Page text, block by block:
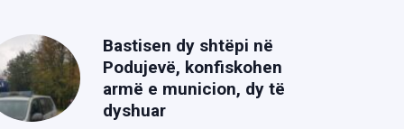
Bastisen dy shtëpi në
Podujevë, konfiskohen
armë e municion, dy të
dyshuar